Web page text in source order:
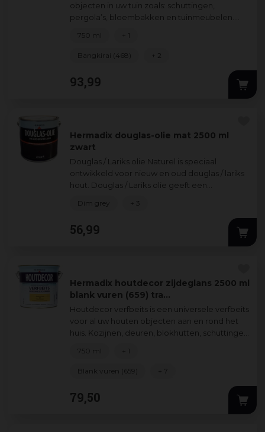
objecten in uw tuin zoals: schuttingen,
pergola’s, bloembakken en tuinmeubelen.
93,99
750 ml + 1
Bangkirai (468) + 2
Hermadix douglas-olie mat 2500 ml
zwart
Douglas / Lariks olie Naturel is speciaal
ontwikkeld voor nieuw en oud douglas / lariks
hout. Douglas / Lariks olie geeft een
56,99
Dim grey + 3
Hermadix houtdecor zijdeglans 2500 ml
blank vuren (659) tra…
Houtdecor verfbeits is een universele verfbeits
voor al uw houten objecten aan en rond het
huis. Kozijnen, deuren, blokhutten, schuttingen
79,50
750 ml + 1
Blank vuren (659) + 7